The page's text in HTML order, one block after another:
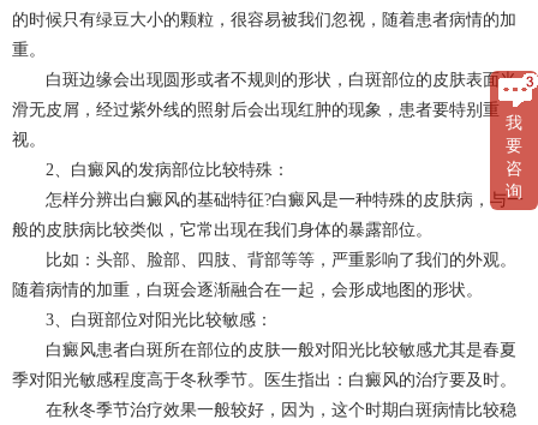
的时候只有绿豆大小的颗粒，很容易被我们忽视，随着患者病情的加
重。
白斑边缘会出现圆形或者不规则的形状，白斑部位的皮肤表面光
滑无皮屑，经过紫外线的照射后会出现红肿的现象，患者要特别重
视。
2、白癜风的发病部位比较特殊：
怎样分辨出白癜风的基础特征?白癜风是一种特殊的皮肤病，与一
般的皮肤病比较类似，它常出现在我们身体的暴露部位。
比如：头部、脸部、四肢、背部等等，严重影响了我们的外观。
随着病情的加重，白斑会逐渐融合在一起，会形成地图的形状。
3、白斑部位对阳光比较敏感：
白癜风患者白斑所在部位的皮肤一般对阳光比较敏感尤其是春夏
季对阳光敏感程度高于冬秋季节。医生指出：白癜风的治疗要及时。
在秋冬季节治疗效果一般较好，因为，这个时期白斑病情比较稳
我
要
咨
询